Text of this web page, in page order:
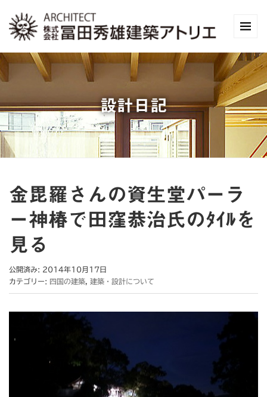
設計日記
金毘羅さんの資生堂パーラ
ー神椿で田窪恭治氏のﾀｲﾙを
見る
公開済み: 2014年10月17日
カテゴリー: 四国の建築 建築・設計について